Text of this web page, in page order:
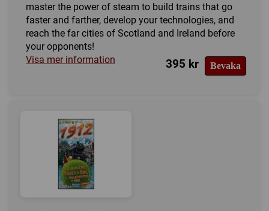
master the power of steam to build trains that go
faster and farther, develop your technologies, and
reach the far cities of Scotland and Ireland before
your opponents!
Visa mer information
Bevaka
395 kr